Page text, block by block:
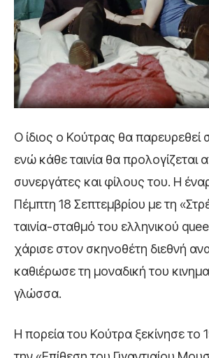
Ο ίδιος ο Κούτρας θα παρευρεθεί
ενώ κάθε ταινία θα προλογίζεται
συνεργάτες και φίλους του. Η
Πέμπτη 18 Σεπτεμβρίου με τη
ταινία-σταθμό του ελληνικού
χάρισε στον σκηνοθέτη διεθνή
καθιέρωσε τη μοναδική του
γλώσσα.
Η πορεία του Κούτρα ξεκίνησε το